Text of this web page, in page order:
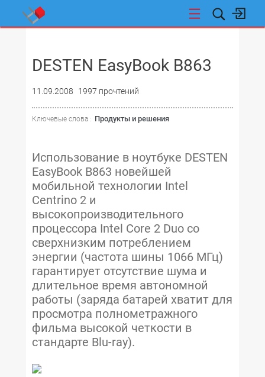
DESTEN EasyBook B863
11.09.2008 1997 прочтений
Ключевые слова : Продукты и решения
Использование в ноутбуке DESTEN
EasyBook B863 новейшей
мобильной технологии Intel
Centrino 2 и
высокопроизводительного
процессора Intel Core 2 Duo со
сверхнизким потреблением
энергии (частота шины 1066 МГц)
гарантирует отсутствие шума и
длительное время автономной
работы (заряда батарей хватит для
просмотра полнометражного
фильма высокой четкости в
стандарте Blu-ray).